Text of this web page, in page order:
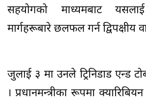
सहयोगको माध्यमबाट
मार्गहरूबारे छलफल गर्न द्विपक्षीय
जुलाई ३ मा उनले ट्रिनिडाड एन्ड
। प्रधानमन्त्रीका रूपमा